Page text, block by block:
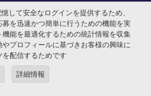
して安全なログインを提供するため、
を迅速かつ簡単に行うための機能を実
能を最適化するための統計情報を収集
プロフィールに基づきお客様の興味に
配信するためです
詳細情報